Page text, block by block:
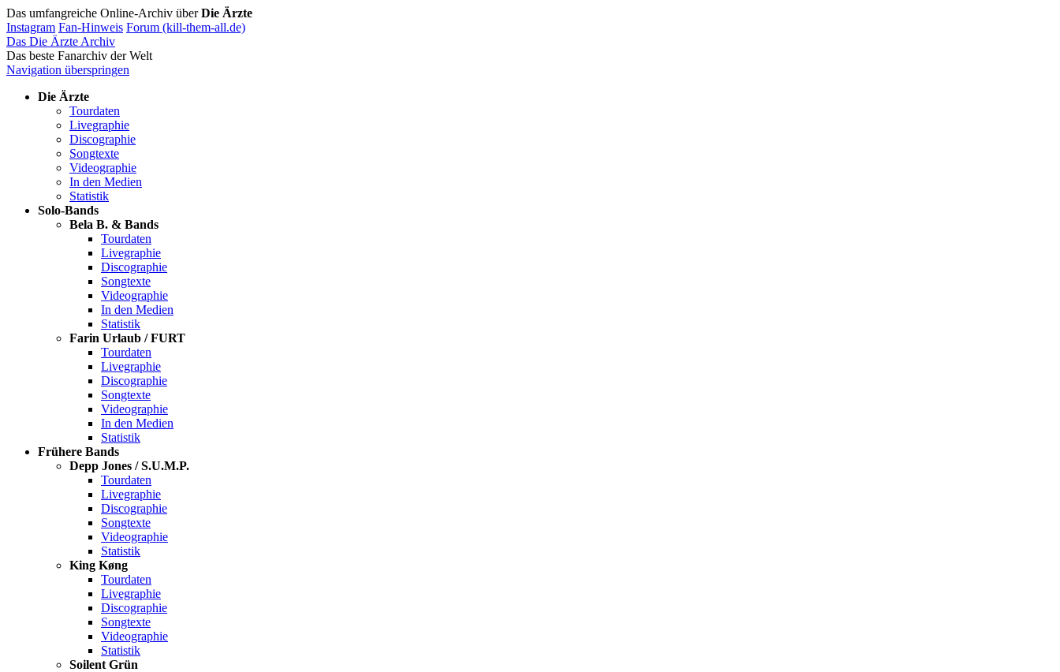
Das umfangreiche Online-Archiv überDie Ärzte
Instagram Fan-Hinweis Forum (kill-them-all.de)
Das Die Ärzte Archiv
Das beste Fanarchiv der Welt
Navigation überspringen
Die Ärzte
Tourdaten
Livegraphie
Discographie
Songtexte
Videographie
In den Medien
Statistik
Solo-Bands
Bela B. & Bands
Tourdaten
Livegraphie
Discographie
Songtexte
Videographie
In den Medien
Statistik
Farin Urlaub / FURT
Tourdaten
Livegraphie
Discographie
Songtexte
Videographie
In den Medien
Statistik
Frühere Bands
Depp Jones / S.U.M.P.
Tourdaten
Livegraphie
Discographie
Songtexte
Videographie
Statistik
King Køng
Tourdaten
Livegraphie
Discographie
Songtexte
Videographie
Statistik
Soilent Grün